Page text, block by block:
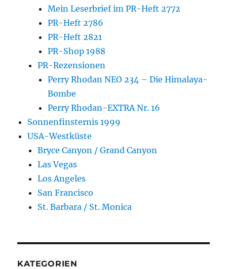
Mein Leserbrief im PR-Heft 2772
PR-Heft 2786
PR-Heft 2821
PR-Shop 1988
PR-Rezensionen
Perry Rhodan NEO 234 – Die Himalaya-
Bombe
Perry Rhodan-EXTRA Nr. 16
Sonnenfinsternis 1999
USA-Westküste
Bryce Canyon / Grand Canyon
Las Vegas
Los Angeles
San Francisco
St. Barbara / St. Monica
KATEGORIEN